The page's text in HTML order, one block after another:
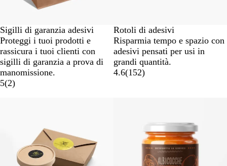
Sigilli di garanzia adesivi
Proteggi i tuoi prodotti e
rassicura i tuoi clienti con
sigilli di garanzia a prova di
manomissione.
5(2)
Rotoli di adesivi
Risparmia tempo e spazio con
adesivi pensati per usi in
grandi quantità.
4.6(152)